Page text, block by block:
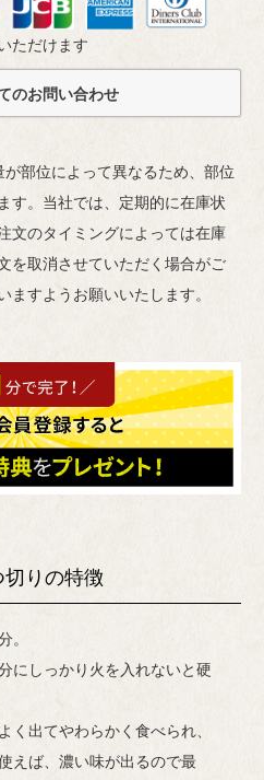
ただけます
部位によって異なるため、部位
す。当社では、定期的に在庫状
文のタイミングによっては在庫
を取消させていただく場合がご
ますようお願いいたします。
りの特徴
。
にしっかり火を入れないと硬
く出てやわらかく食べられ、
えば、濃い味が出るので最